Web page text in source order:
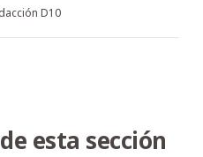
D10
esta sección